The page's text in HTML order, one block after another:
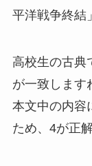
平洋戦争終結
高校生の古典
が一致します
本文中の内容
ため、4が正解